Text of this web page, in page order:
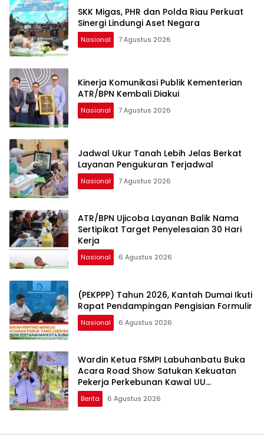
SKK Migas, PHR dan Polda Riau Perkuat
Sinergi Lindungi Aset Negara
Nasional 7 Agustus 2026
Kinerja Komunikasi Publik Kementerian
ATR/BPN Kembali Diakui
Nasional 7 Agustus 2026
Jadwal Ukur Tanah Lebih Jelas Berkat
Layanan Pengukuran Terjadwal
Nasional 7 Agustus 2026
ATR/BPN Ujicoba Layanan Balik Nama
Sertipikat Target Penyelesaian 30 Hari
Kerja
Nasional 6 Agustus 2026
(PEKPPP) Tahun 2026, Kantah Dumai Ikuti
Rapat Pendampingan Pengisian Formulir
Nasional 6 Agustus 2026
Wardin Ketua FSMPI Labuhanbatu Buka
Acara Road Show Satukan Kekuatan
Pekerja Perkebunan Kawal UU
Ketenagakerjaan Baru
Berita 6 Agustus 2026